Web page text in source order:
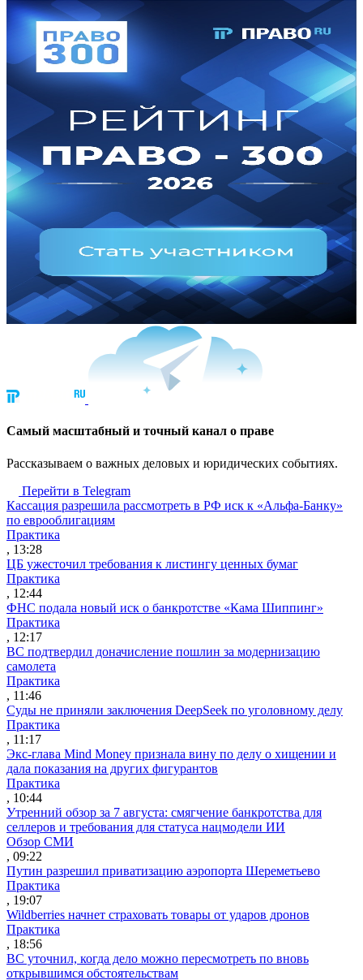
Cамый масштабный и точный канал о праве
Рассказываем о важных деловых и юридических событиях.
Перейти в Telegram
Кассация разрешила рассмотреть в РФ иск к «Альфа-Банку»
по еврооблигациям
Практика
, 13:28
ЦБ ужесточил требования к листингу ценных бумаг
Практика
, 12:44
ФНС подала новый иск о банкротстве «Кама Шиппинг»
Практика
, 12:17
ВС подтвердил доначисление пошлин за модернизацию
самолета
Практика
, 11:46
Суды не приняли заключения DeepSeek по уголовному делу
Практика
, 11:17
Экс-глава Mind Money признала вину по делу о хищении и
дала показания на других фигурантов
Практика
, 10:44
Утренний обзор за 7 августа: смягчение банкротства для
селлеров и требования для статуса нацмодели ИИ
Обзор СМИ
, 09:22
Путин разрешил приватизацию аэропорта Шереметьево
Практика
, 19:07
Wildberries начнет страховать товары от ударов дронов
Практика
, 18:56
ВС уточнил, когда дело можно пересмотреть по вновь
открывшимся обстоятельствам